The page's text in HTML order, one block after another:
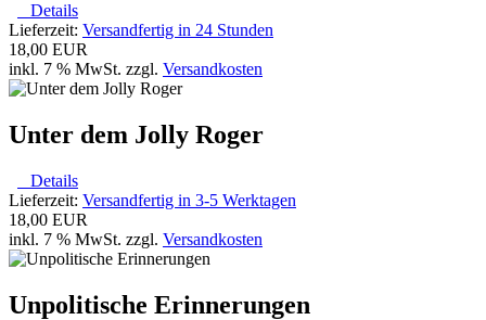
Details
Lieferzeit: Versandfertig in 24 Stunden
18,00 EUR
inkl. 7 % MwSt. zzgl. Versandkosten
Unter dem Jolly Roger
Details
Lieferzeit: Versandfertig in 3-5 Werktagen
18,00 EUR
inkl. 7 % MwSt. zzgl. Versandkosten
Unpolitische Erinnerungen